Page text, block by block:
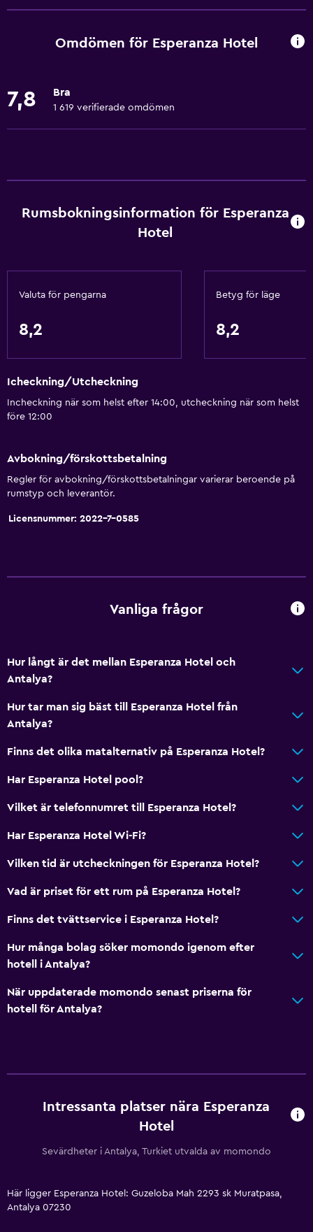
Gratis WiFi
Handdukar
Värme
Papperskorgar
Balsam
Biluthyrning
Väckningsservice
Valutaväxling på plats
Mötesrum
Rumservice
Utflyktsdisk
Trägolv eller parkettgolv
Ljudisolerade rum
Stadsutsikt
Förvaring
Dusch
Ytterligare toalett
Hårfön
Toalettpapper
Övervakningskameror utanför boendet
Säkerhetsvakt dygnet runt
Kassaskåp
Media och underhållning
Flat-screen TV
Omdömen för Esperanza Hotel
7,8 Bra
1 619 verifierade omdömen
Rumsbokningsinformation för Esperanza
Hotel
Valuta för pengarna
8,2
Betyg för läge
8,2
Icheckning/Utcheckning
Incheckning när som helst efter 14:00, utcheckning när som helst
före 12:00
Avbokning/förskottsbetalning
Regler för avbokning/förskottsbetalningar varierar beroende på
rumstyp och leverantör.
Licensnummer: 2022-7-0585
Vanliga frågor
Hur långt är det mellan Esperanza Hotel och
Antalya?
Hur tar man sig bäst till Esperanza Hotel från
Antalya?
Finns det olika matalternativ på Esperanza Hotel?
Har Esperanza Hotel pool?
Vilket är telefonnumret till Esperanza Hotel?
Har Esperanza Hotel Wi-Fi?
Vilken tid är utcheckningen för Esperanza Hotel?
Vad är priset för ett rum på Esperanza Hotel?
Finns det tvättservice i Esperanza Hotel?
Hur många bolag söker momondo igenom efter
hotell i Antalya?
När uppdaterade momondo senast priserna för
hotell för Antalya?
Intressanta platser nära Esperanza
Hotel
Sevärdheter i Antalya, Turkiet utvalda av momondo
Här ligger Esperanza Hotel: Guzeloba Mah 2293 sk Muratpasa,
Antalya 07230